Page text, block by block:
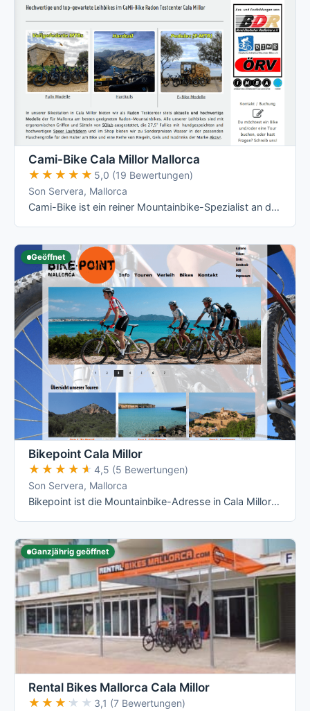
Cami-Bike Cala Millor Mallorca
★★★★★
★★★★★ 5,0 (19 Bewertungen)
Son Servera, Mallorca
Cami-Bike ist ein reiner Mountainbike-Spezialist an der Ostküste: Hardtail, Fully und die jeweiligen E-Varianten von Merida, dazu geführte …
Geöffnet
Bikepoint Cala Millor
★★★★★
★★★★★ 4,5 (5 Bewertungen)
Son Servera, Mallorca
Bikepoint ist die Mountainbike-Adresse in Cala Millor: Specialized- und Orbea-Mieträder ab 10 €/Tag plus fünf geführte MTB-Touren im …
Ganzjährig geöffnet
Rental Bikes Mallorca Cala Millor
★★★★★
★★★★★ 3,1 (7 Bewertungen)